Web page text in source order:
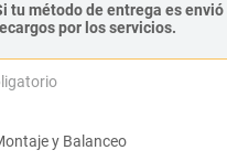
tu método de entrega es
por los servicios.
y Balanceo